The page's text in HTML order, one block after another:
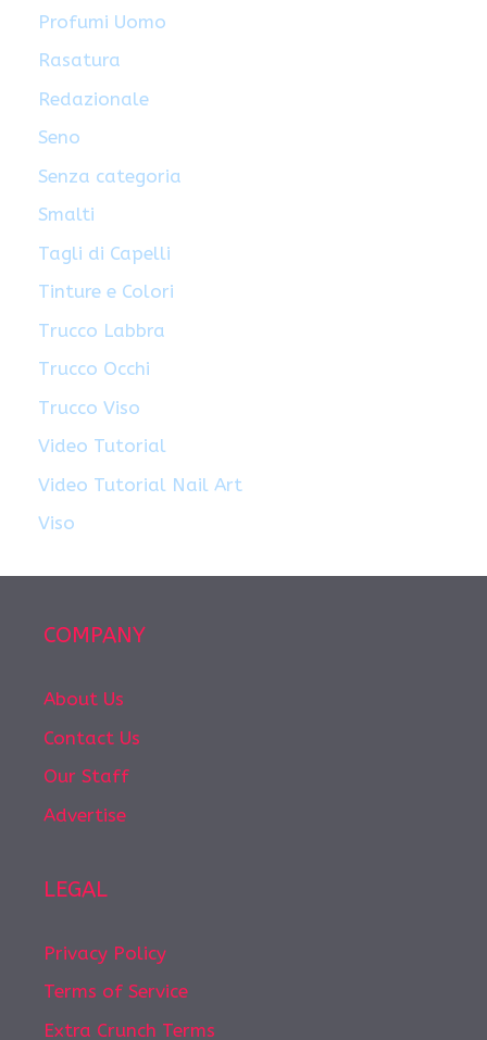
Profumi Uomo
Rasatura
Redazionale
Seno
Senza categoria
Smalti
Tagli di Capelli
Tinture e Colori
Trucco Labbra
Trucco Occhi
Trucco Viso
Video Tutorial
Video Tutorial Nail Art
Viso
COMPANY
About Us
Contact Us
Our Staff
Advertise
LEGAL
Privacy Policy
Terms of Service
Extra Crunch Terms